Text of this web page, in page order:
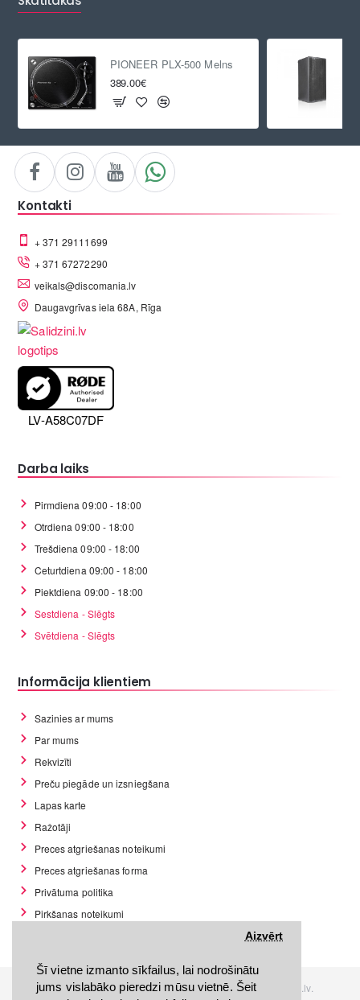
Šī vietne izmanto sīkfailus, lai nodrošinātu
jums vislabāko pieredzi mūsu vietnē. Šeit
Aizvērt
PIONEER PLX-500 Melns
389.00€
Kontakti
+ 371 29111699
+ 371 67272290
veikals@discomania.lv
Daugavgrīvas iela 68A, Rīga
LV-A58C07DF
Darba laiks
Pirmdiena 09:00 - 18:00
Otrdiena 09:00 - 18:00
Trešdiena 09:00 - 18:00
Ceturtdiena 09:00 - 18:00
Piektdiena 09:00 - 18:00
Sestdiena - Slēgts
Svētdiena - Slēgts
Informācija klientiem
Sazinies ar mums
Par mums
Rekvizīti
Preču piegāde un izsniegšana
Lapas karte
Ražotāji
Preces atgriešanas noteikumi
Preces atgriešanas forma
Privātuma politika
Pirkšanas noteikumi
Visas tiesības rezervētas. Interneta veikals www.Discomania.lv.